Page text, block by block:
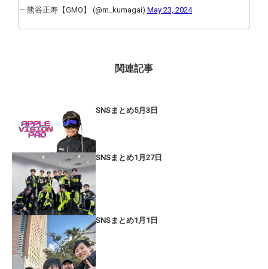
— 熊谷正寿【GMO】 (@m_kumagai) May 23, 2024
関連記事
SNSまとめ5月3日
SNSまとめ1月27日
SNSまとめ1月1日